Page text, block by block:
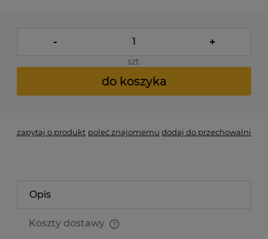
- +
szt.
do koszyka
zapytaj o produkt poleć znajomemu dodaj do przechowalni
Opis
Koszty dostawy